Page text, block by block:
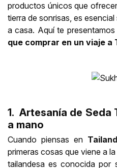
productos únicos que
tierra de sonrisas, es
a casa. Aquí te
que comprar en un viaje a
1. Artesanía de Seda
a mano
Cuando piensas en
primeras cosas que viene a
tailandesa es conocida por